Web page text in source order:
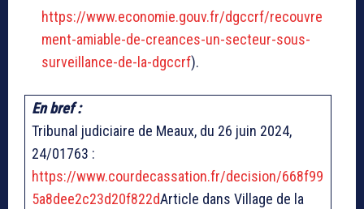
https://www.economie.gouv.fr/dgccrf/recouvre
ment-amiable-de-creances-un-secteur-sous-
surveillance-de-la-dgccrf).
En bref :
Tribunal judiciaire de Meaux, du 26 juin 2024,
24/01763 :
https://www.courdecassation.fr/decision/668f99
5a8dee2c23d20f822dArticle dans Village de la